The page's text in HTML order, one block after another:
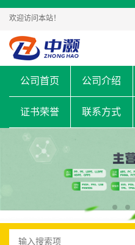
欢迎访问本站！
公司首页 公司介绍
证书荣誉 联系方式